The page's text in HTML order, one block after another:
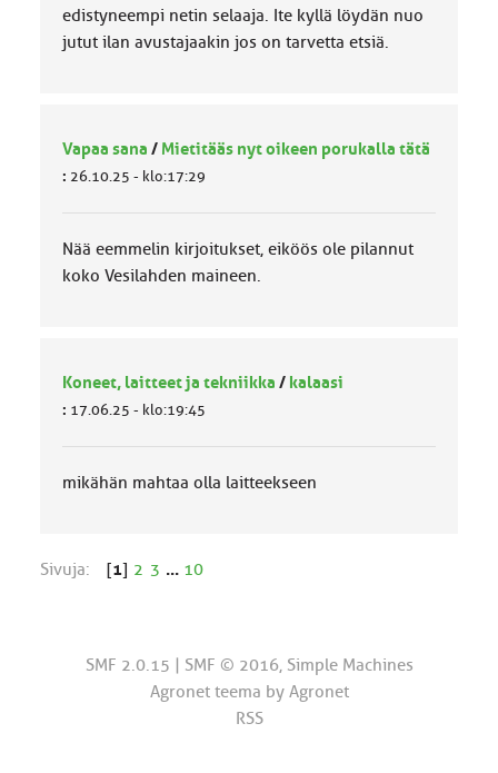
edistyneempi netin selaaja. Ite kyllä löydän nuo
jutut ilan avustajaakin jos on tarvetta etsiä.
Vapaa sana / Mietitääs nyt oikeen porukalla tätä
: 26.10.25 - klo:17:29
Nää eemmelin kirjoitukset, eiköös ole pilannut
koko Vesilahden maineen.
Koneet, laitteet ja tekniikka / kalaasi
: 17.06.25 - klo:19:45
mikähän mahtaa olla laitteekseen
Sivuja: [1] 2 3 ... 10
SMF 2.0.15 | SMF © 2016, Simple Machines
Agronet teema by Agronet
RSS